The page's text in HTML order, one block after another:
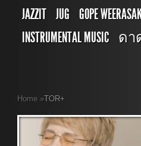
JAZZIT JUG GOPE
INSTRUMENTAL MUSIC ดา
Home »TOR+